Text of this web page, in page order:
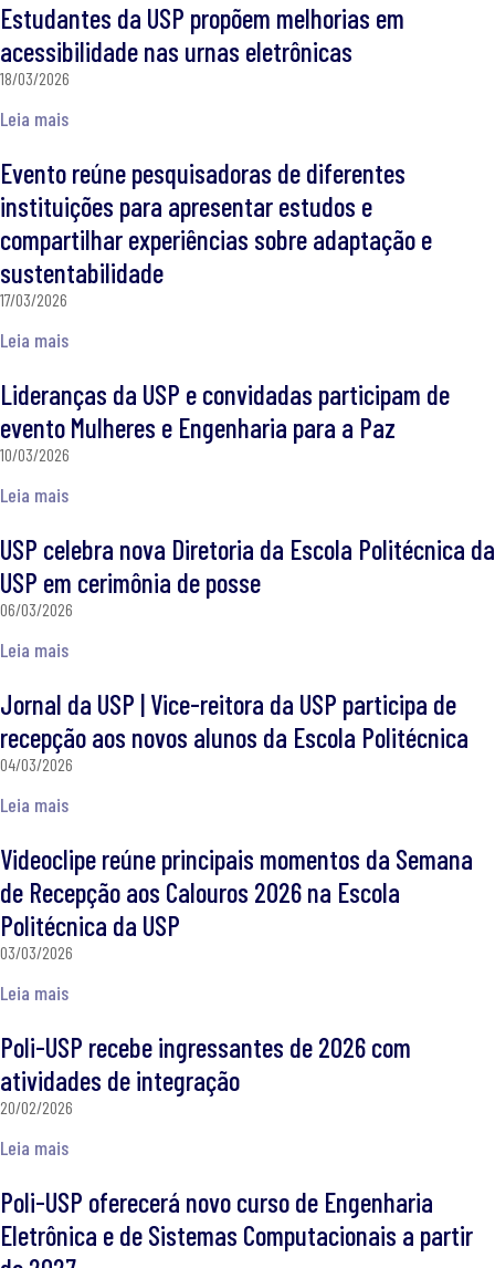
Estudantes da USP propõem melhorias em
acessibilidade nas urnas eletrônicas
18/03/2026
Leia mais
Evento reúne pesquisadoras de diferentes
instituições para apresentar estudos e
compartilhar experiências sobre adaptação e
sustentabilidade
17/03/2026
Leia mais
Lideranças da USP e convidadas participam de
evento Mulheres e Engenharia para a Paz
10/03/2026
Leia mais
USP celebra nova Diretoria da Escola Politécnica da
USP em cerimônia de posse
06/03/2026
Leia mais
Jornal da USP | Vice-reitora da USP participa de
recepção aos novos alunos da Escola Politécnica
04/03/2026
Leia mais
Videoclipe reúne principais momentos da Semana
de Recepção aos Calouros 2026 na Escola
Politécnica da USP
03/03/2026
Leia mais
Poli-USP recebe ingressantes de 2026 com
atividades de integração
20/02/2026
Leia mais
Poli-USP oferecerá novo curso de Engenharia
Eletrônica e de Sistemas Computacionais a partir